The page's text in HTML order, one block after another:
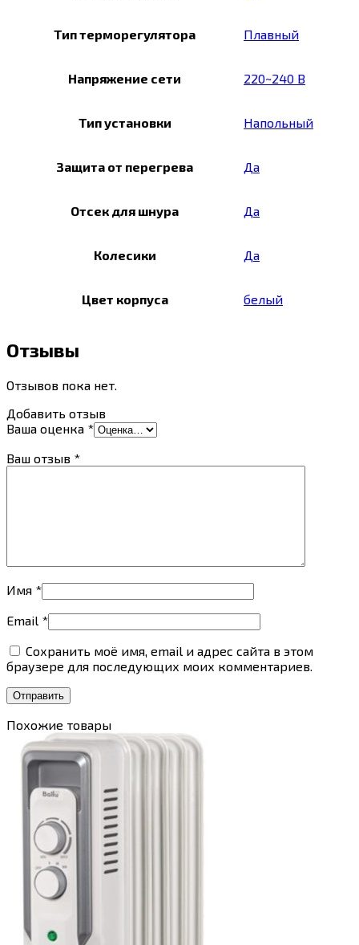
Тип терморегулятора Плавный
Напряжение сети 220~240 В
Тип установки Напольный
Защита от перегрева Да
Отсек для шнура Да
Колесики Да
Цвет корпуса белый
Отзывы
Отзывов пока нет.
Добавить отзыв
Ваша оценка *
Ваш отзыв *
Имя *
Email *
Сохранить моё имя, email и адрес сайта в этом
браузере для последующих моих комментариев.
Похожие товары